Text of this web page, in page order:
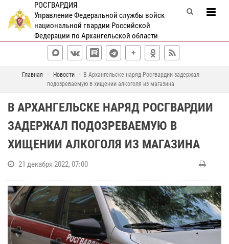
РОСГВАРДИЯ
Управление Федеральной службы войск
национальной гвардии Российской
Федерации по Архангельской области
Главная Новости
В Архангельске наряд Росгвардии задержал
подозреваемую в хищении алкоголя из магазина
В АРХАНГЕЛЬСКЕ НАРЯД РОСГВАРДИИ
ЗАДЕРЖАЛ ПОДОЗРЕВАЕМУЮ В
ХИЩЕНИИ АЛКОГОЛЯ ИЗ МАГАЗИНА
21 декабря 2022, 07:00